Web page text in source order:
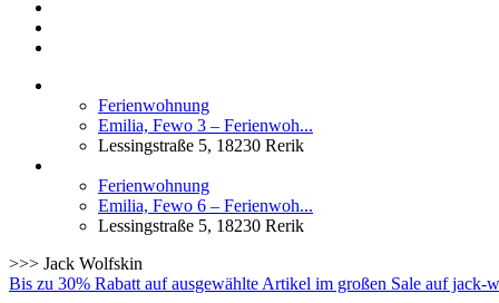
Ferienwohnung
Emilia, Fewo 3 – Ferienwoh...
Lessingstraße 5, 18230 Rerik
Ferienwohnung
Emilia, Fewo 6 – Ferienwoh...
Lessingstraße 5, 18230 Rerik
>>> Jack Wolfskin
Bis zu 30% Rabatt auf ausgewählte Artikel im großen Sale auf jack-